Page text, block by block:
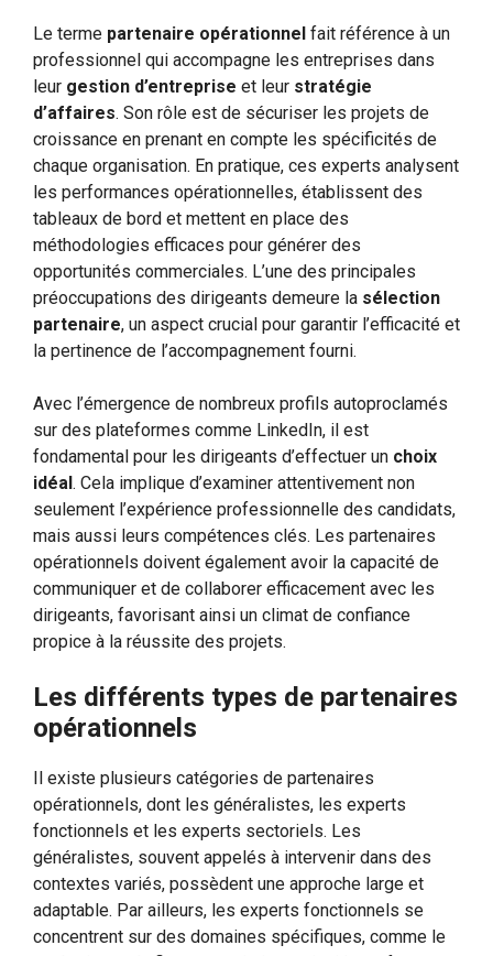
Le terme partenaire opérationnel fait référence à un
professionnel qui accompagne les entreprises dans
leur gestion d’entreprise et leur stratégie
d’affaires. Son rôle est de sécuriser les projets de
croissance en prenant en compte les spécificités de
chaque organisation. En pratique, ces experts analysent
les performances opérationnelles, établissent des
tableaux de bord et mettent en place des
méthodologies efficaces pour générer des
opportunités commerciales. L’une des principales
préoccupations des dirigeants demeure la sélection
partenaire, un aspect crucial pour garantir l’efficacité et
la pertinence de l’accompagnement fourni.
Avec l’émergence de nombreux profils autoproclamés
sur des plateformes comme LinkedIn, il est
fondamental pour les dirigeants d’effectuer un choix
idéal. Cela implique d’examiner attentivement non
seulement l’expérience professionnelle des candidats,
mais aussi leurs compétences clés. Les partenaires
opérationnels doivent également avoir la capacité de
communiquer et de collaborer efficacement avec les
dirigeants, favorisant ainsi un climat de confiance
propice à la réussite des projets.
Les différents types de partenaires
opérationnels
Il existe plusieurs catégories de partenaires
opérationnels, dont les généralistes, les experts
fonctionnels et les experts sectoriels. Les
généralistes, souvent appelés à intervenir dans des
contextes variés, possèdent une approche large et
adaptable. Par ailleurs, les experts fonctionnels se
concentrent sur des domaines spécifiques, comme le